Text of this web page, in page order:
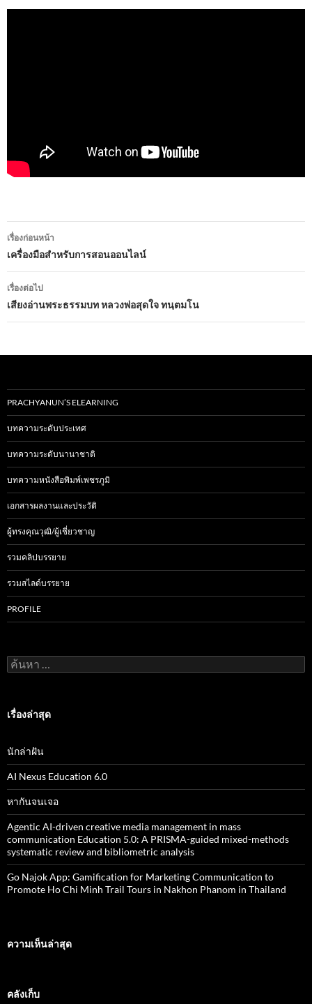
เมนู
นำทาง
เรื่อง
เรื่องก่อนหน้า
เครื่องมือสำหรับการสอนออนไลน์
เรื่องต่อไป
เสียงอ่านพระธรรมบท หลวงพ่อสุดใจ ทนฺตมโน
PRACHYANUN’S ELEARNING
บทความระดับประเทศ
บทความระดับนานาชาติ
บทความหนังสือพิมพ์เพชรภูมิ
เอกสารผลงานและประวัติ
ผู้ทรงคุณวุฒิ/ผู้เชี่ยวชาญ
รวมคลิปบรรยาย
รวมสไลด์บรรยาย
PROFILE
ค้
น
สำ
บ
:
เรื่องล่าสุด
นักล่าฝัน
AI Nexus Education 6.0
หากันจนเจอ
Agentic AI-driven creative media management in mass
communication Education 5.0: A PRISMA-guided mixed-methods
systematic review and bibliometric analysis
Go Najok App: Gamification for Marketing Communication to
Promote Ho Chi Minh Trail Tours in Nakhon Phanom in Thailand
ความเห็นล่าสุด
คลังเก็บ